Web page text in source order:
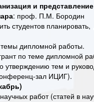
и
: проф. П.М. Бородин
студентов
дипломной работы.
по теме дипломной
утверждению тем и
зал ИЦИГ).
работ (статей в